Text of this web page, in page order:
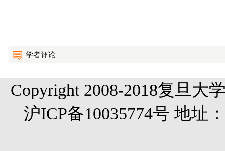
学者评论
Copyright 2008-2018复旦大
沪ICP备10035774号 地址